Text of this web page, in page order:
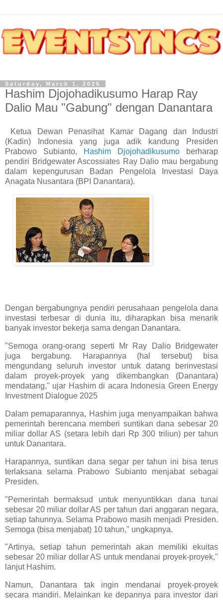
Saturday, March 1, 2025
Hashim Djojohadikusumo Harap Ray
Dalio Mau "Gabung" dengan Danantara
Ketua Dewan Penasihat Kamar Dagang dan Industri
(Kadin) Indonesia yang juga adik kandung Presiden
Prabowo Subianto,
Hashim Djojohadikusumo berharap
pendiri Bridgewater Ascossiates Ray Dalio mau bergabung
dalam kepengurusan Badan Pengelola Investasi Daya
Anagata Nusantara (BPI Danantara).
Dengan bergabungnya pendiri perusahaan pengelola dana
investasi terbesar di dunia itu, diharapkan bisa menarik
banyak investor bekerja sama dengan Danantara.
"Semoga orang-orang seperti Mr Ray Dalio Bridgewater
juga bergabung. Harapannya (hal tersebut) bisa
mengundang seluruh investor untuk datang berinvestasi
dalam proyek-proyek yang dikembangkan (Danantara)
mendatang," ujar Hashim di acara Indonesia Green Energy
Investment Dialogue 2025
Dalam pemaparannya, Hashim juga menyampaikan bahwa
pemerintah berencana memberi suntikan dana sebesar 20
miliar dollar AS (setara lebih dari Rp 300 triliun) per tahun
untuk Danantara.
Harapannya, suntikan dana segar per tahun ini bisa terus
terlaksana selama Prabowo Subianto menjabat sebagai
Presiden.
"Pemerintah bermaksud untuk menyuntikkan dana tunai
sebesar 20 miliar dollar AS per tahun dari anggaran negara,
setiap tahunnya. Selama Prabowo masih menjadi Presiden.
Semoga (bisa menjabat) 10 tahun," ungkapnya.
"Artinya, setiap tahun pemerintah akan memiliki ekuitas
sebesar 20 miliar dollar AS untuk mendanai proyek-proyek,"
lanjut Hashim.
Namun, Danantara tak ingin mendanai proyek-proyek
secara mandiri. Melainkan ke depannya para investor dari